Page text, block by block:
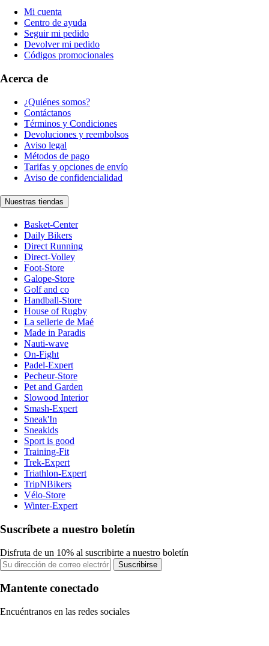
Mi cuenta
Centro de ayuda
Seguir mi pedido
Devolver mi pedido
Códigos promocionales
Acerca de
¿Quiénes somos?
Contáctanos
Términos y Condiciones
Devoluciones y reembolsos
Aviso legal
Métodos de pago
Tarifas y opciones de envío
Aviso de confidencialidad
Nuestras tiendas
Basket-Center
Daily Bikers
Direct Running
Direct-Volley
Foot-Store
Galope-Store
Golf and co
Handball-Store
House of Rugby
La sellerie de Maé
Made in Paradis
Nauti-wave
On-Fight
Padel-Expert
Pecheur-Store
Pet and Garden
Slowood Interior
Smash-Expert
Sneak'In
Sneakids
Sport is good
Training-Fit
Trek-Expert
Triathlon-Expert
TripNBikers
Vélo-Store
Winter-Expert
Suscríbete a nuestro boletín
Disfruta de un 10% al suscribirte a nuestro boletín
Suscribirse
Mantente conectado
Encuéntranos en las redes sociales